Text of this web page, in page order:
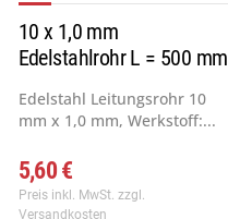
10 x 1,0 mm
Edelstahlrohr L = 500 mm
Edelstahl Leitungsrohr 10
mm x 1,0 mm, Werkstoff:...
5,60 €
Preis inkl. MwSt. zzgl.
Versandkosten